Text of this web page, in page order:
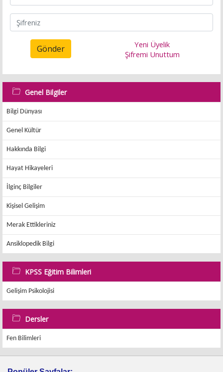
Gönder
Yeni Üyelik
Şifremi Unuttum
Genel Bilgiler
Bilgi Dünyası
Genel Kültür
Hakkında Bilgi
Hayat Hikayeleri
İlginç Bilgiler
Kişisel Gelişim
Merak Ettikleriniz
Ansiklopedik Bilgi
KPSS Eğitim Bilimleri
Gelişim Psikolojisi
Dersler
Fen Bilimleri